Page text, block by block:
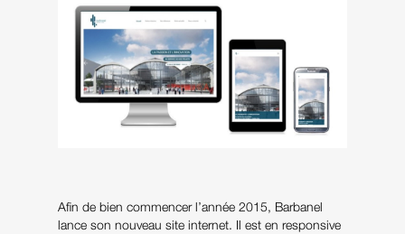
Afin de bien commencer l’année 2015, Barbanel
lance son nouveau site internet. Il est en responsive